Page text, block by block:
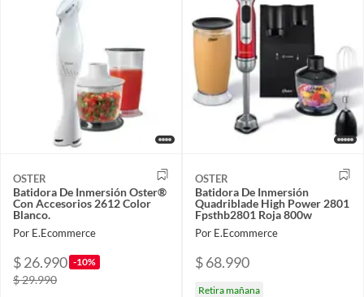
OSTER
Batidora De Inmersión Oster®
Con Accesorios 2612 Color
Blanco.
Por E.Ecommerce
$ 26.990 -10%
$ 29.990
OSTER
Batidora De Inmersión
Quadriblade High Power 2801
Fpsthb2801 Roja 800w
Por E.Ecommerce
$ 68.990
Retira mañana